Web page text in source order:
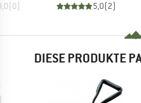
(0) 5,0(2)
DIESE PRODUKTE